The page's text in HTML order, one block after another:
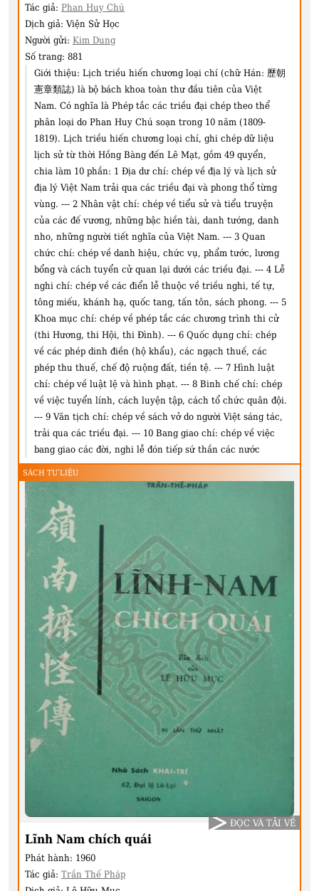
Tác giả: Phan Huy Chú
Dịch giả: Viện Sử Học
Người gửi: Kim Dung
Số trang: 881
Giới thiệu: Lịch triều hiến chương loại chí (chữ Hán: 歷朝
憲章類誌) là bộ bách khoa toàn thư đầu tiên của Việt
Nam. Có nghĩa là Phép tắc các triều đại chép theo thể
phân loại do Phan Huy Chú soạn trong 10 năm (1809-
1819). Lịch triều hiến chương loại chí, ghi chép dữ liệu
lịch sử từ thời Hồng Bàng đến Lê Mạt, gồm 49 quyển,
chia làm 10 phần: 1 Ðịa dư chí: chép về địa lý và lịch sử
địa lý Việt Nam trải qua các triều đại và phong thổ từng
vùng. --- 2 Nhân vật chí: chép về tiểu sử và tiểu truyện
của các đế vương, những bậc hiền tài, danh tướng, danh
nho, những người tiết nghĩa của Việt Nam. --- 3 Quan
chức chí: chép về danh hiệu, chức vụ, phẩm tước, lương
bổng và cách tuyển cử quan lại dưới các triều đại. --- 4 Lễ
nghi chí: chép về các điển lễ thuộc về triều nghi, tế tự,
tông miếu, khánh hạ, quốc tang, tấn tôn, sách phong. --- 5
Khoa mục chí: chép về phép tắc các chương trình thi cử
(thi Hương, thi Hội, thi Ðình). --- 6 Quốc dụng chí: chép
về các phép dinh điền (hộ khẩu), các ngạch thuế, các
phép thu thuế, chế độ ruộng đất, tiền tệ. --- 7 Hình luật
chí: chép về luật lệ và hình phạt. --- 8 Binh chế chí: chép
về việc tuyển lính, cách luyện tập, cách tổ chức quân đội.
--- 9 Văn tịch chí: chép về sách vở do người Việt sáng tác,
trải qua các triều đại. --- 10 Bang giao chí: chép về việc
bang giao các đời, nghi lễ đón tiếp sứ thần các nước
SÁCH TƯ LIỆU
Lĩnh Nam chích quái
Phát hành: 1960
Tác giả: Trần Thế Pháp
ĐỌC VÀ TẢI VỀ